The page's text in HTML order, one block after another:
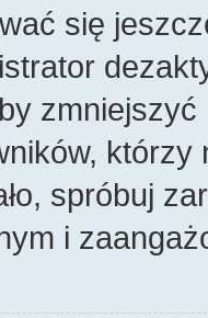
się
którzy
spróbuj
i